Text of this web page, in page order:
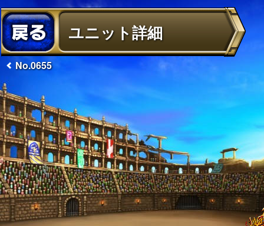
ユニット詳細
No.0655